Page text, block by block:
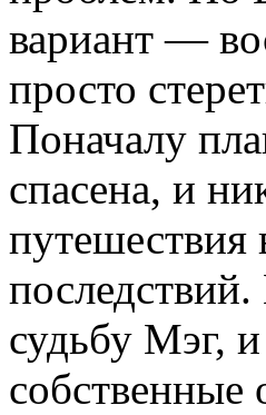
вариант —
просто
Поначалу
спасена, и
путешествия
судьбу Мэг,